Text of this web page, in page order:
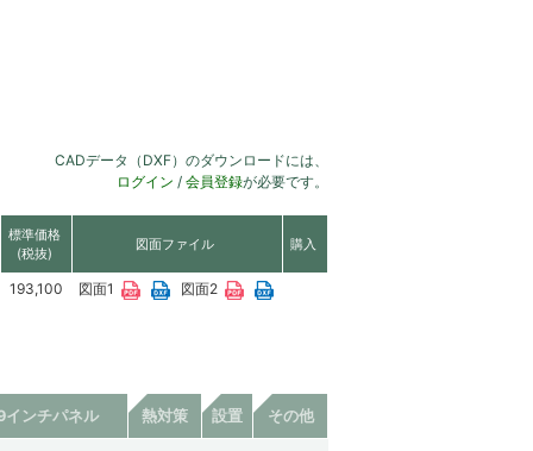
CADデータ（DXF）のダウンロードには、
ログイン / 会員登録が必要です。
標準価格
(税抜)
図面ファイル 購入
193,100 図面1 図面2
インチパネル 熱対策 設置 その他